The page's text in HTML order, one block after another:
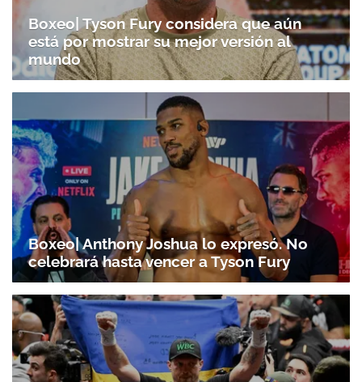
Boxeo| Tyson Fury considera que aún
está por mostrar su mejor versión al
mundo
Boxeo| Anthony Joshua lo expresó. No
celebrará hasta vencer a Tyson Fury